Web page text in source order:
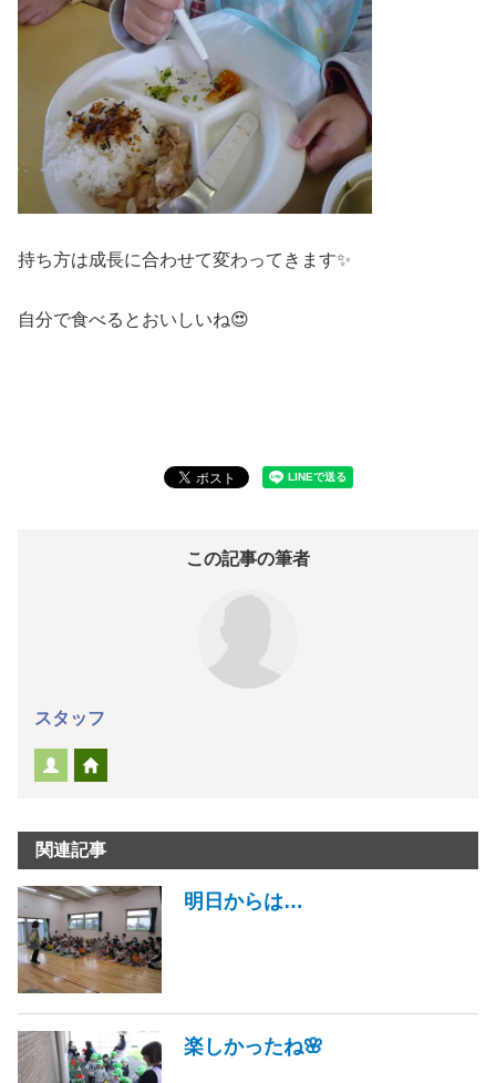
持ち方は成長に合わせて変わってきます✨
自分で食べるとおいしいね😍
この記事の筆者
スタッフ
関連記事
明日からは…
楽しかったね🌸